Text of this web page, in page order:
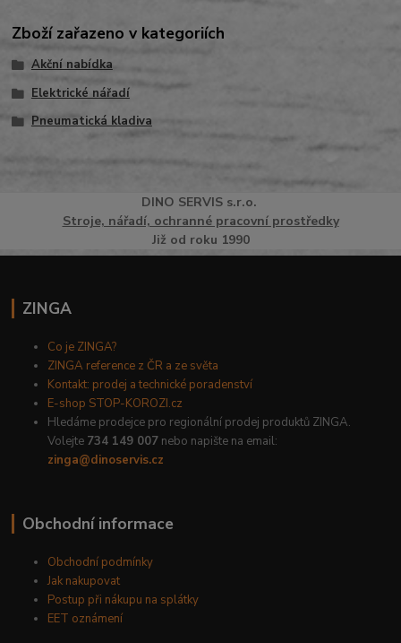
Zboží zařazeno v kategoriích
Akční nabídka
Elektrické nářadí
Pneumatická kladiva
DINO SERVISs.r.o.
Stroje, nářadí, ochranné pracovní prostředky
Již od roku 1990
ZINGA
Co je ZINGA?
ZINGA reference z ČR a ze světa
Kontakt: prodej a technické poradenství
E-shop STOP-KOROZI.cz
Hledáme prodejce pro regionální prodej produktů ZINGA.
Volejte 734 149 007 nebo napište na email:
zinga@dinoservis.cz
Obchodní informace
Obchodní podmínky
Jak nakupovat
Postup při nákupu na splátky
EET oznámení